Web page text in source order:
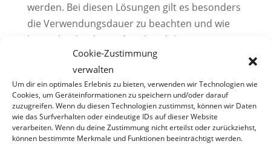
Cookie-Zustimmung
verwalten
Um dir ein optimales Erlebnis zu bieten, verwenden wir Technologien wie
Cookies, um Geräteinformationen zu speichern und/oder darauf
zuzugreifen. Wenn du diesen Technologien zustimmst, können wir Daten
wie das Surfverhalten oder eindeutige IDs auf dieser Website
verarbeiten. Wenn du deine Zustimmung nicht erteilst oder zurückziehst,
können bestimmte Merkmale und Funktionen beeinträchtigt werden.
werden. Bei diesen Lösungen gilt es besonders
die Verwendungsdauer zu beachten und wie
lange die Flasche nach Anbruch benutzt
werden darf.